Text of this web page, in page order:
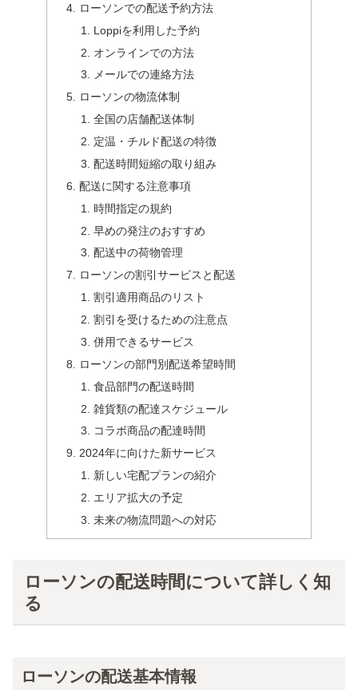
ローソンでの配送予約方法
Loppiを利用した予約
オンラインでの方法
メールでの連絡方法
ローソンの物流体制
全国の店舗配送体制
定温・チルド配送の特徴
配送時間短縮の取り組み
配送に関する注意事項
時間指定の規約
早めの発注のおすすめ
配送中の荷物管理
ローソンの割引サービスと配送
割引適用商品のリスト
割引を受けるための注意点
併用できるサービス
ローソンの部門別配送希望時間
食品部門の配送時間
雑貨類の配達スケジュール
コラボ商品の配達時間
2024年に向けた新サービス
新しい宅配プランの紹介
エリア拡大の予定
未来の物流問題への対応
ローソンの配送時間について詳しく知
る
ローソンの配送基本情報